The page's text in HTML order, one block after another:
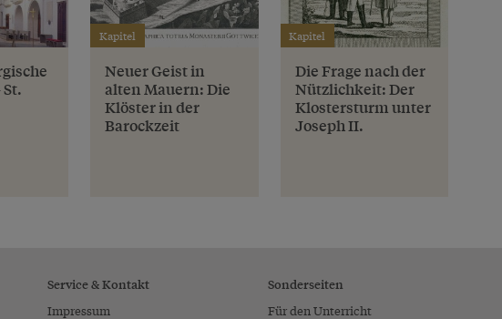
Kapitel
Neuer Geist in
alten Mauern: Die
Klöster in der
Barockzeit
Kapitel
Die Frage nach der
Nützlichkeit: Der
Klostersturm unter
Joseph II.
Service & Kontakt
Impressum
Sonderseiten
Für den Unterricht